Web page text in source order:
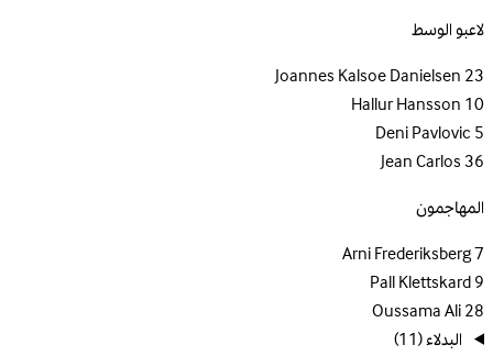
لاعبو الوسط
23
Joannes Kalsoe Danielsen
10
Hallur Hansson
5
Deni Pavlovic
36
Jean Carlos
المهاجمون
7
Arni Frederiksberg
9
Pall Klettskard
28
Oussama Ali
البدلاء(11)